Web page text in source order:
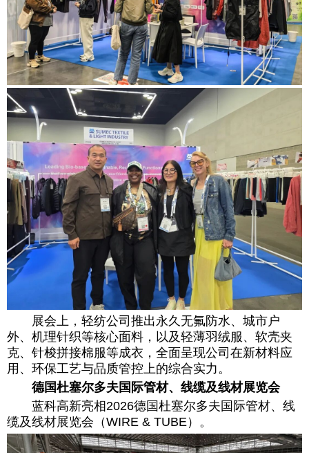
展会上，轻纺公司推出永久无氟防水、城市户
外、机理针织等核心面料，以及轻薄羽绒服、软壳夹
克、针梭拼接棉服等成衣，全面呈现公司在新材料应
用、环保工艺与品质管控上的综合实力。
德国杜塞尔多夫国际管材、线缆及线材展览会
蓝科高新亮相2026德国杜塞尔多夫国际管材、线
缆及线材展览会（WIRE & TUBE）。